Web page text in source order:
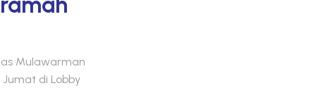
Mulawarman
di Lobby